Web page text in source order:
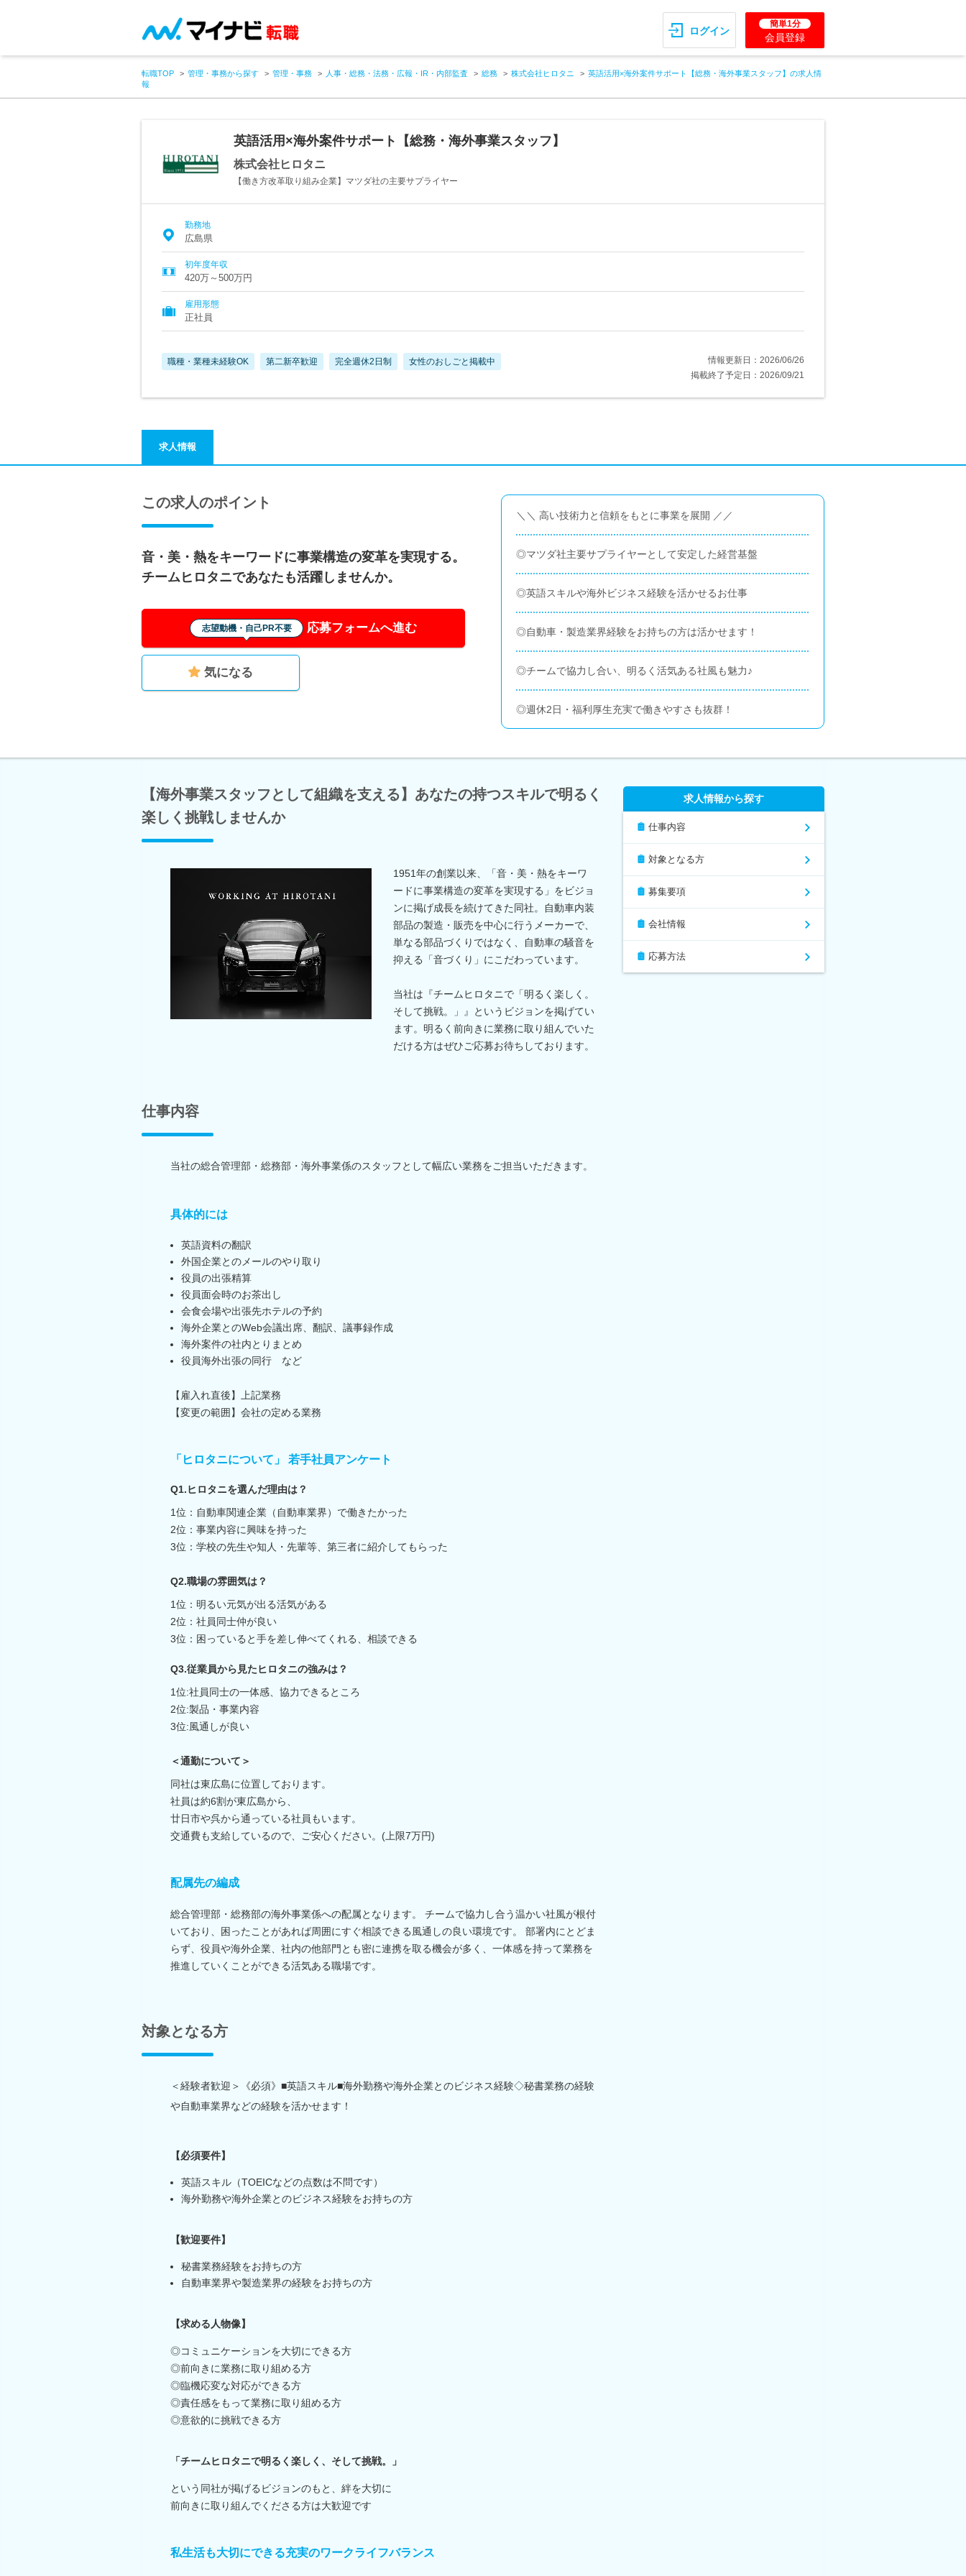
ログイン
簡単1分
会員登録
転職TOP 管理・事務から探す 管理・事務 人事・総務・法務・広報・IR・内部監査 総務 株式会社ヒロタニ
英語活用×海外案件サポート【総務・海外事業スタッフ】の求人情
報
英語活用×海外案件サポート【総務・海外事業スタッフ】
株式会社ヒロタニ
【働き方改革取り組み企業】マツダ社の主要サプライヤー
勤務地
広島県
初年度年収
420万～500万円
雇用形態
正社員
職種・業種未経験OK 第二新卒歓迎 完全週休2日制 女性のおしごと掲載中
情報更新日：2026/06/26
掲載終了予定日：2026/09/21
求人情報
この求人のポイント
音・美・熱をキーワードに事業構造の変革を実現する。
チームヒロタニであなたも活躍しませんか。
志望動機・自己PR不要 応募フォームへ進む
気になる
＼＼ 高い技術力と信頼をもとに事業を展開 ／／
◎マツダ社主要サプライヤーとして安定した経営基盤
◎英語スキルや海外ビジネス経験を活かせるお仕事
◎自動車・製造業界経験をお持ちの方は活かせます！
◎チームで協力し合い、明るく活気ある社風も魅力♪
◎週休2日・福利厚生充実で働きやすさも抜群！
【海外事業スタッフとして組織を支える】あなたの持つスキルで明るく
楽しく挑戦しませんか
1951年の創業以来、「音・美・熱をキーワ
ードに事業構造の変革を実現する」をビジョ
ンに掲げ成長を続けてきた同社。自動車内装
部品の製造・販売を中心に行うメーカーで、
単なる部品づくりではなく、自動車の騒音を
抑える「音づくり」にこだわっています。
当社は『チームヒロタニで「明るく楽しく。
そして挑戦。」』というビジョンを掲げてい
ます。明るく前向きに業務に取り組んでいた
だける方はぜひご応募お待ちしております。
仕事内容
当社の総合管理部・総務部・海外事業係のスタッフとして幅広い業務をご担当いただきます。
具体的には
英語資料の翻訳
外国企業とのメールのやり取り
役員の出張精算
役員面会時のお茶出し
会食会場や出張先ホテルの予約
海外企業とのWeb会議出席、翻訳、議事録作成
海外案件の社内とりまとめ
役員海外出張の同行 など
【雇入れ直後】上記業務
【変更の範囲】会社の定める業務
「ヒロタニについて」 若手社員アンケート
Q1.ヒロタニを選んだ理由は？
1位：自動車関連企業（自動車業界）で働きたかった
2位：事業内容に興味を持った
3位：学校の先生や知人・先輩等、第三者に紹介してもらった
Q2.職場の雰囲気は？
1位：明るい元気が出る活気がある
2位：社員同士仲が良い
3位：困っていると手を差し伸べてくれる、相談できる
Q3.従業員から見たヒロタニの強みは？
1位:社員同士の一体感、協力できるところ
2位:製品・事業内容
3位:風通しが良い
＜通勤について＞
同社は東広島に位置しております。
社員は約6割が東広島から、
廿日市や呉から通っている社員もいます。
交通費も支給しているので、ご安心ください。(上限7万円)
配属先の編成
総合管理部・総務部の海外事業係への配属となります。 チームで協力し合う温かい社風が根付
いており、困ったことがあれば周囲にすぐ相談できる風通しの良い環境です。 部署内にとどま
らず、役員や海外企業、社内の他部門とも密に連携を取る機会が多く、一体感を持って業務を
推進していくことができる活気ある職場です。
対象となる方
＜経験者歓迎＞《必須》■英語スキル■海外勤務や海外企業とのビジネス経験◇秘書業務の経験
や自動車業界などの経験を活かせます！
【必須要件】
英語スキル（TOEICなどの点数は不問です）
海外勤務や海外企業とのビジネス経験をお持ちの方
【歓迎要件】
秘書業務経験をお持ちの方
自動車業界や製造業界の経験をお持ちの方
【求める人物像】
◎コミュニケーションを大切にできる方
◎前向きに業務に取り組める方
◎臨機応変な対応ができる方
◎責任感をもって業務に取り組める方
◎意欲的に挑戦できる方
「チームヒロタニで明るく楽しく、そして挑戦。」
という同社が掲げるビジョンのもと、絆を大切に
前向きに取り組んでくださる方は大歓迎です
私生活も大切にできる充実のワークライフバランス
求人情報から探す
仕事内容
対象となる方
募集要項
会社情報
応募方法